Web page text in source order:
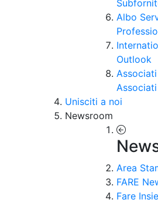
Albo
Outlook
Associati
Unisciti a noi
Newsroom
Area
FARE
Fare